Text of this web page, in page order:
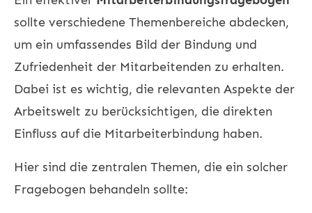
sollte verschiedene Themenbereiche abdecken,
um ein umfassendes Bild der Bindung und
Zufriedenheit der Mitarbeitenden zu erhalten.
Dabei ist es wichtig, die relevanten Aspekte der
Arbeitswelt zu berücksichtigen, die direkten
Einfluss auf die Mitarbeiterbindung haben.
Hier sind die zentralen Themen, die ein solcher
Fragebogen behandeln sollte: